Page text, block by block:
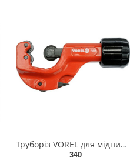
Труборіз VOREL для мідних/ алюмінієвих/ ПВХ труб Ø= 3- 32 мм, 2 різці Ø= 18/5 мм, t= 4 мм [60] 78381
340